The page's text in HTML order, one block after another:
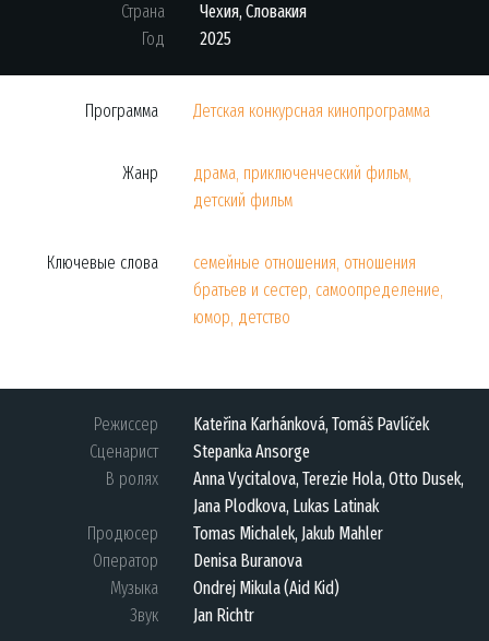
Страна
Чехия, Словакия
Год
2025
Программа Детская конкурсная кинопрограмма
Жанр
драма, приключенческий фильм,
детский фильм
Ключевые слова
семейные отношения, отношения
братьев и сестер, самоопределение,
юмор, детство
Режиссер
Kateřina Karhánková, Tomáš Pavlíček
Сценарист
Stepanka Ansorge
В ролях
Anna Vycitalova, Terezie Hola, Otto Dusek,
Jana Plodkova, Lukas Latinak
Продюсер
Tomas Michalek, Jakub Mahler
Оператор
Denisa Buranova
Музыка
Ondrej Mikula (Aid Kid)
Звук
Jan Richtr